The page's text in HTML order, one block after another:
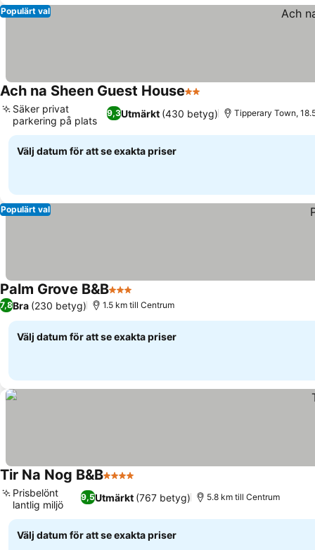
Populärt val
Ach na Sheen Guest House2 Stjärnor
9,3Utmärkt (430 betyg)
Säker privat
parkering på plats
Tipperary Town,
Välj datum för att se exakta priser
Populärt val
Palm Grove B&B3 Stjärnor
7,8Bra (230 betyg) 1.5 km till Centrum
Välj datum för att se exakta priser
Tir Na Nog B&B4 Stjärnor
9,5Utmärkt (767 betyg)
Prisbelönt
lantlig miljö
5.8 km till Centrum
Välj datum för att se exakta priser